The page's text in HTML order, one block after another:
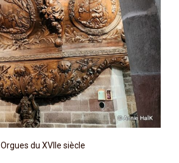
Orgues du XVIIe siècle